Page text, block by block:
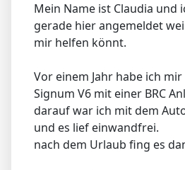
Mein Name ist Claudia und
gerade hier angemeldet
mir helfen könnt.
Vor einem Jahr habe ich
Signum V6 mit einer BRC
darauf war ich mit dem
und es lief einwandfrei.
nach dem Urlaub fing es